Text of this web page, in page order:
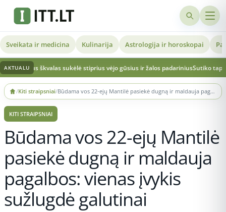
Sveikata ir medicina Kulinarija Astrologija ir horoskopai
AKTUALU
škvalas sukėlė stiprius vėjo gūsius ir žalos padarinius Sutiko tapti pamerge
Skip
to
content
/Kiti straipsniai/ Būdama vos 22-ejų Mantilė pasiekė dugną ir maldauja pagalbos: vienas įvykis sužlugdė galutinai
KITI STRAIPSNIAI
Būdama vos 22-ejų Mantilė
pasiekė dugną ir maldauja
pagalbos: vienas įvykis
sužlugdė galutinai